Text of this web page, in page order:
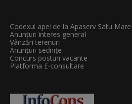
Codexul apei de la Apaserv Satu Mare
Anunțuri interes general
Vânzări terenuri
Anunțuri sedințe
Concurs posturi vacante
Platforma E-consultare